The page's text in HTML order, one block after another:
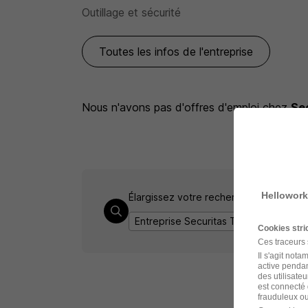
Outillage et sécurité
Toutes les infos de l'entreprise
Nous n'avons pas d'offres d'emploichez
Élargissez votre recherche chez
Entreprise Securitas Technology
Cookies
Ces traceurs
Il s'agit
active
des
est connecté
frauduleux